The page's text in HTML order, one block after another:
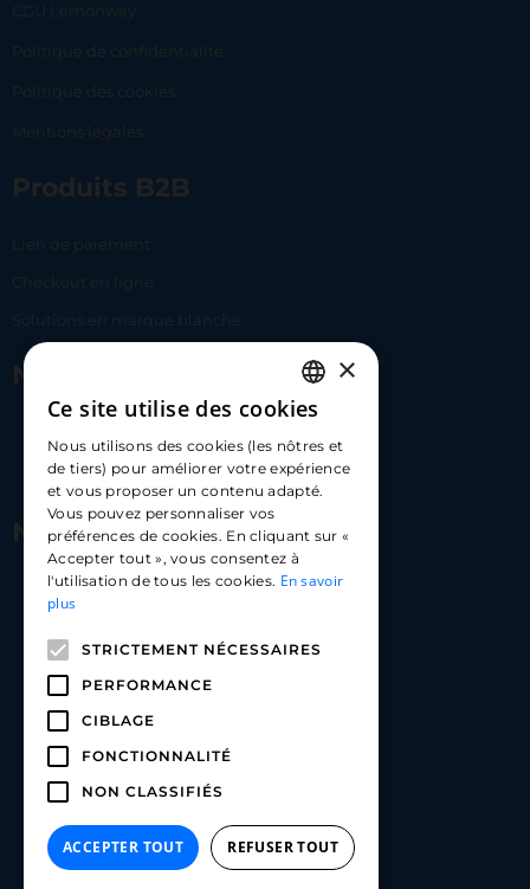
CGU Lemonway
Politique de confidentialité
Politique des cookies
Mentions légales
Produits B2B
Lien de paiement
Checkout en ligne
Solutions en marque blanche
Nous contacter
hello@carloapp.com
Nous suivre
Carlo App | Instagram
Carlo App | Linkedin
FRENCH
ENGLISH
SPANISH
×
Ce site utilise des cookies
Nous utilisons des cookies (les nôtres et
de tiers) pour améliorer votre expérience
et vous proposer un contenu adapté.
Vous pouvez personnaliser vos
préférences de cookies. En cliquant sur «
Accepter tout », vous consentez à
l'utilisation de tous les cookies. En savoir
plus
STRICTEMENT NÉCESSAIRES
PERFORMANCE
CIBLAGE
FONCTIONNALITÉ
NON CLASSIFIÉS
ACCEPTER TOUT REFUSER TOUT